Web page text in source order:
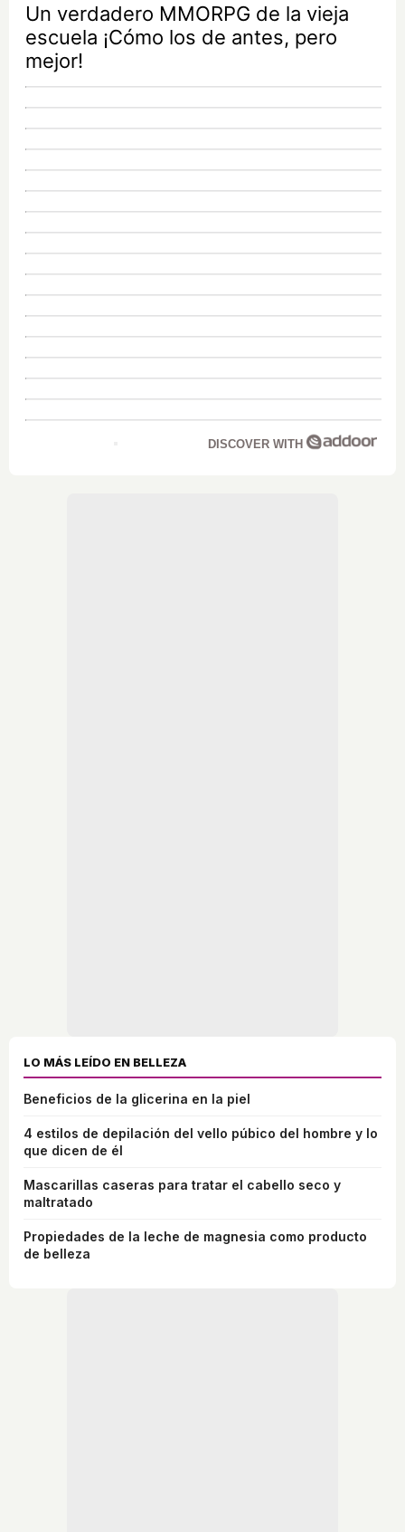
Un verdadero MMORPG de la vieja
escuela ¡Cómo los de antes, pero
mejor!
DISCOVER WITH
LO MÁS LEÍDO EN BELLEZA
Beneficios de la glicerina en la piel
4 estilos de depilación del vello púbico del hombre y lo
que dicen de él
Mascarillas caseras para tratar el cabello seco y
maltratado
Propiedades de la leche de magnesia como producto
de belleza